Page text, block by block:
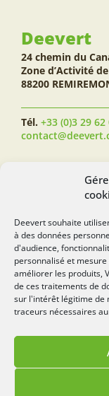
Deevert souhaite
à des données
d'audience,
personnalisé et
améliorer les produits,
de ces traitements de
sur l'intérêt légitime de
traceurs nécessaires
Deevert
24 chemin du
Zone d’Activité
88200
Tél. +33 (0)3 29 62
SUIVEZ-NOUS...
deevert.com